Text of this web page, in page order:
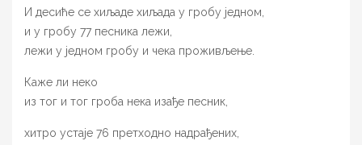
И десиће се хиљаде хиљада у гробу једном,
и у гробу 77 песника лежи,
лежи у једном гробу и чека проживљење.
Каже ли неко
из тог и тог гроба нека изађе песник,
хитро устаје 76 претходно надрађених,